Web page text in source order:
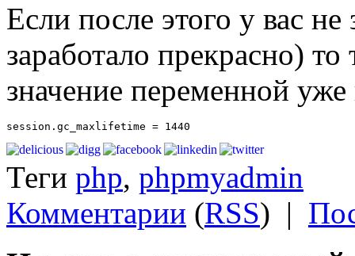
Если после этого у вас не
заработало прекрасно)
значение переменной
session.gc_maxlifetime = 1440
Теги php, phpmyadmin
Комментарии (RSS) |